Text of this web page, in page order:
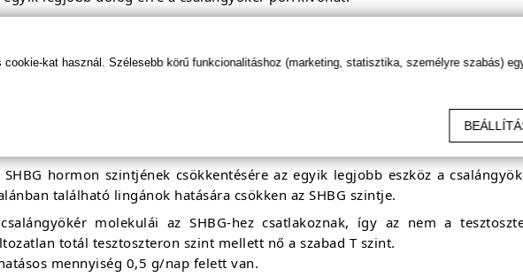
csökkenthetjük az SHBG hormon szintjét?
SHBG hormon szintjének csökkentésére az egyik legjobb eszköz a
található lingánok hatására csökken az SHBG szintje.
molekulái az SHBG-hez csatlakoznak, így az nem a
totál tesztoszteron szint mellett nő a szabad T szint.
mennyiség 0,5 g/nap felett van.
kat használ. Szélesebb körű funkcionalitáshoz (marketing, statisztika, személyre szabás)